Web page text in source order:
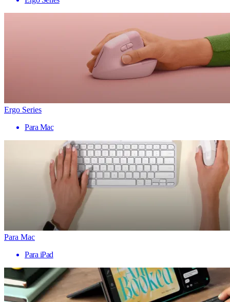
Ergo Series
Para Mac
Para Mac
Para iPad